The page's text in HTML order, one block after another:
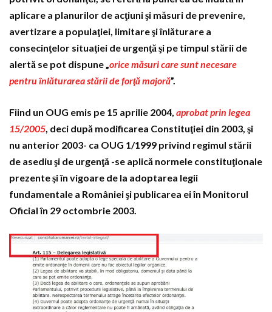
aplicare a planurilor de acţiuni şi măsuri de prevenire,
avertizare a populaţiei, limitare şi înlăturare a
consecinţelor situaţiei de urgenţă şi pe timpul stării de
alertă se pot dispune „orice măsuri care sunt necesare
pentru înlăturarea stării de forţă majoră”.
Fiind un OUG emis pe 15 aprilie 2004, aprobat prin legea
15/2005, deci după modificarea Constituţiei din 2003, şi
nu anterior 2003- ca OUG 1/1999 privind regimul stării
de asediu şi de urgenţă -se aplică normele constituţionale
prezente şi în vigoare de la adoptarea legii
fundamentale a României şi publicarea ei în Monitorul
Oficial în 29 octombrie 2003.